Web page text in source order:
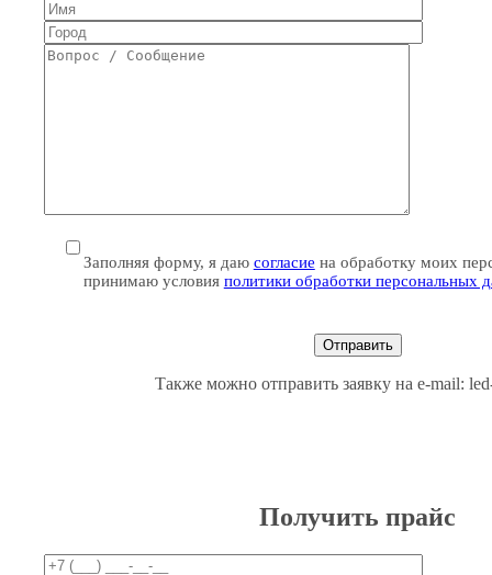
Заполняя форму, я даю согласие на обработку моих
принимаю условия политики обработки персональных
Также можно отправить заявку на e-mail:
Получить прайс